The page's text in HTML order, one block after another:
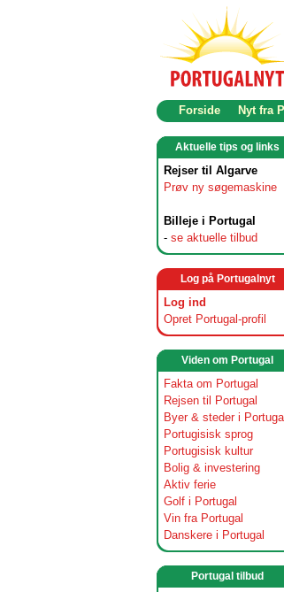
Forside Nyt fra
Aktuelle tips og links
Rejser til Algarve
Prøv ny søgemaskine
Billeje i Portugal
- se aktuelle tilbud
Log på Portugalnyt
Log ind
Opret Portugal-profil
Viden om Portugal
Fakta om Portugal
Rejsen til Portugal
Byer & steder i Portugal
Portugisisk sprog
Portugisisk kultur
Bolig & investering
Aktiv ferie
Golf i Portugal
Vin fra Portugal
Danskere i Portugal
Portugal tilbud